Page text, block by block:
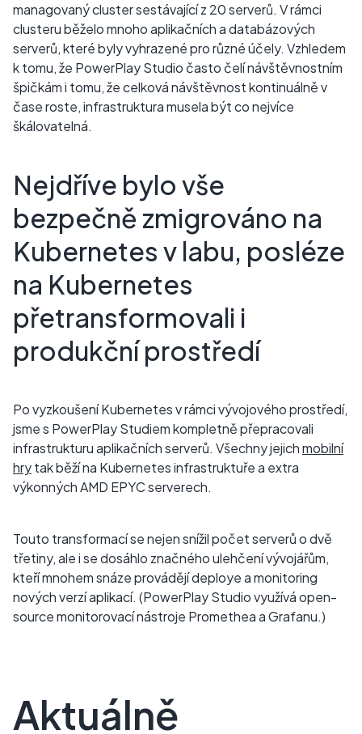
managovaný cluster sestávající z 20 serverů. V rámci
clusteru běželo mnoho aplikačních a databázových
serverů, které byly vyhrazené pro různé účely. Vzhledem
k tomu, že PowerPlay Studio často čelí návštěvnostním
špičkám i tomu, že celková návštěvnost kontinuálně v
čase roste, infrastruktura musela být co nejvíce
škálovatelná.
Nejdříve bylo vše
bezpečně zmigrováno na
Kubernetes v labu, posléze
na Kubernetes
přetransformovali i
produkční prostředí
Po vyzkoušení Kubernetes v rámci vývojového prostředí,
jsme s PowerPlay Studiem kompletně přepracovali
infrastrukturu aplikačních serverů. Všechny jejichmobilní
hrytak běží na Kubernetes infrastruktuře a extra
výkonných AMD EPYC serverech.
Touto transformací se nejen snížil počet serverů o dvě
třetiny, ale i se dosáhlo značného ulehčení vývojářům,
kteří mnohem snáze provádějí deploye a monitoring
nových verzí aplikací. (PowerPlay Studio využívá open-
source monitorovací nástroje Promethea a Grafanu.)
Aktuálně